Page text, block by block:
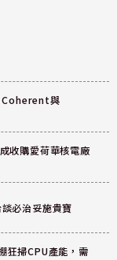
Coherent與
收購愛荷華核電廠
必治妥施貴寶
狂掃CPU產能，需